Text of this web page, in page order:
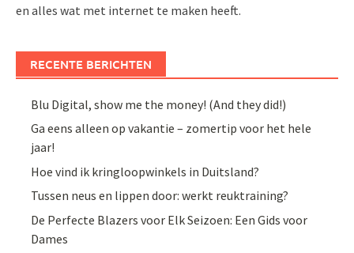
en alles wat met internet te maken heeft.
RECENTE BERICHTEN
Blu Digital, show me the money! (And they did!)
Ga eens alleen op vakantie – zomertip voor het hele
jaar!
Hoe vind ik kringloopwinkels in Duitsland?
Tussen neus en lippen door: werkt reuktraining?
De Perfecte Blazers voor Elk Seizoen: Een Gids voor
Dames